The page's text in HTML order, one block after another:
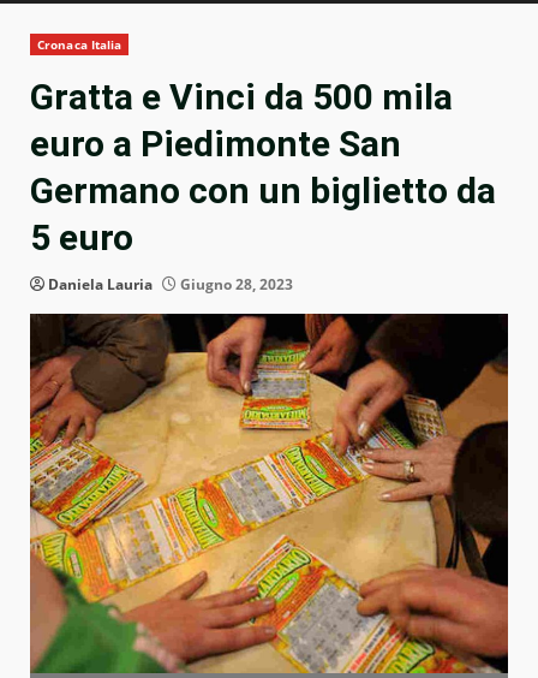
Cronaca Italia
Gratta e Vinci da 500 mila
euro a Piedimonte San
Germano con un biglietto da
5 euro
Daniela Lauria Giugno 28, 2023